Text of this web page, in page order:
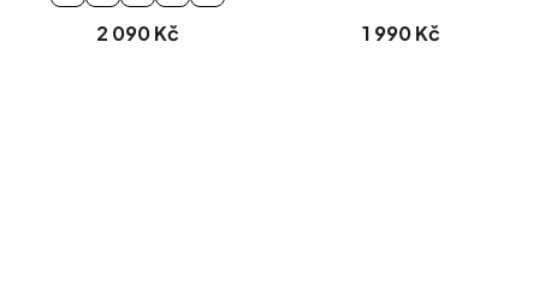
2 090 Kč 1 990 Kč